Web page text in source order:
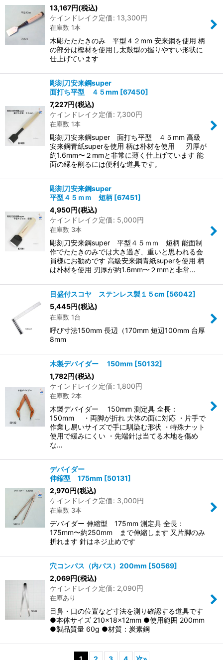
13,167円(税込)
ケインドレイク定価: 13,300円
在庫数 1本
木彫たたたきのみ 平型４２mm 安来鋼を使用 柄
の部分は樫材を使用し太鼓型の握りやすい形状に
仕上げています
彫刻刀安来鋼super
面打ち平型 ４５mm [67450]
7,227円(税込)
ケインドレイク定価: 7,300円
在庫数 1本
彫刻刀安来鋼super 面打ち平型 ４５mm 高級
安来鋼青紙superを使用 柄は朴材を使用 刃厚が
約1.6mm〜２mmと非常に薄く仕上げています 能
面の縁を削るには便利な道具です。
彫刻刀安来鋼super
平型４５ｍｍ 短柄 [67451]
4,950円(税込)
ケインドレイク定価: 5,000円
在庫数 3本
彫刻刀安来鋼super 平型４５ｍｍ 短柄 能面制
作でたたきのみでは大き過ぎ、重いと思われる会
員様にお勧めです 高級安来鋼青紙superを使用 柄
は朴材を使用 刃厚が約1.6mm〜２mmと非常…
目盛付スコヤ ステンレス製１５cm [56042]
5,445円(税込)
在庫数 1台
呼び寸法150mm 長辺（170mm 短辺100mm 台厚
8mm
木製デバイダー 150mm [50132]
1,782円(税込)
ケインドレイク定価: 1,800円
在庫数 2本
木製デバイダー 150mm 測定具 全長：
150mm ・両脚が折れ 大体の面に対応 ・片手で
作業し易いサイズで手に馴染む形状 ・特殊ナット
使用で緩みにくい ・先端針は当てる木地を傷め
な…
デバイダー
伸縮型 175mm [50131]
2,970円(税込)
ケインドレイク定価: 3,000円
在庫数 3本
デバイダー 伸縮型 175mm 測定具 全長：
175mm〜約250mm まで伸縮します 又片脚のみ
折れます 針はネジ止めです
穴コンパス（内パス）200mm [50569]
2,069円(税込)
ケインドレイク定価: 2,090円
在庫あり
目鼻・口の位置など寸法を測り確認する道具です
●本体サイズ 210×18×12mm ●使用範囲 200mm
●製品質量 60g ●材質：炭素鋼